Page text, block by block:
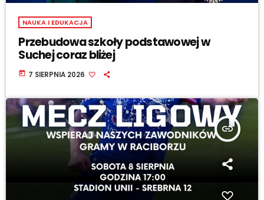
NAUKA I EDUKACJA
Przebudowa szkoły podstawowej w
Suchej coraz bliżej
today 7 SIERPNIA 2026
insert_link